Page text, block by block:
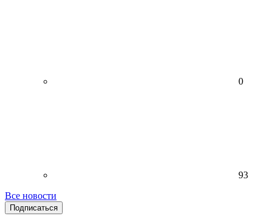
0
93
Все новости
Подписаться